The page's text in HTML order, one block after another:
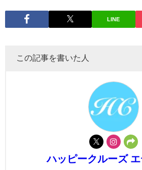
LINE
この記事を書いた人
ハッピークルーズ